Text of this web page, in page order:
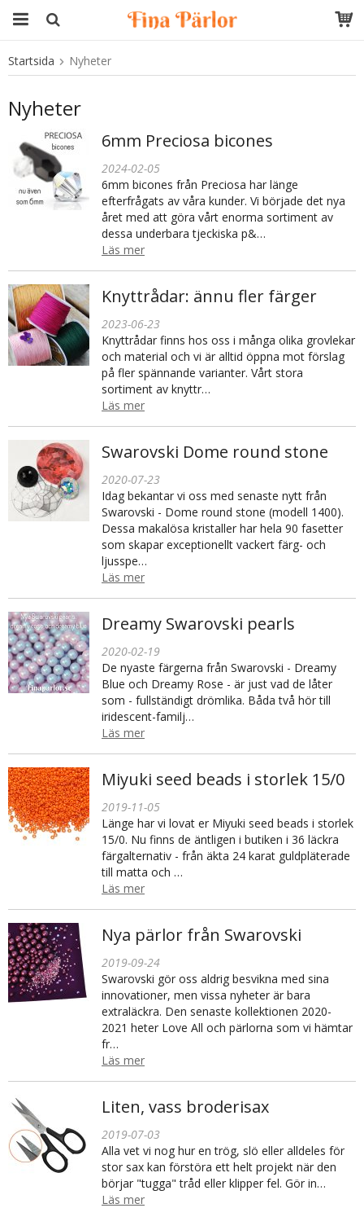
Produkten har blivit tillagd i varukorgen
Startsida Nyheter
Nyheter
6mm Preciosa bicones
2024-02-05
6mm bicones från Preciosa har länge
efterfrågats av våra kunder. Vi började det nya
året med att göra vårt enorma sortiment av
dessa underbara tjeckiska p&…
Läs mer
Knyttrådar: ännu fler färger
2023-06-23
Knyttrådar finns hos oss i många olika grovlekar
och material och vi är alltid öppna mot förslag
på fler spännande varianter. Vårt stora
sortiment av knyttr…
Läs mer
Swarovski Dome round stone
2020-07-23
Idag bekantar vi oss med senaste nytt från
Swarovski - Dome round stone (modell 1400).
Dessa makalösa kristaller har hela 90 fasetter
som skapar exceptionellt vackert färg- och
ljusspe…
Läs mer
Dreamy Swarovski pearls
2020-02-19
De nyaste färgerna från Swarovski - Dreamy
Blue och Dreamy Rose - är just vad de låter
som - fullständigt drömlika. Båda två hör till
iridescent-familj…
Läs mer
Miyuki seed beads i storlek 15/0
2019-11-05
Länge har vi lovat er Miyuki seed beads i storlek
15/0. Nu finns de äntligen i butiken i 36 läckra
färgalternativ - från äkta 24 karat guldpläterade
till matta och …
Läs mer
Nya pärlor från Swarovski
2019-09-24
Swarovski gör oss aldrig besvikna med sina
innovationer, men vissa nyheter är bara
extraläckra. Den senaste kollektionen 2020-
2021 heter Love All och pärlorna som vi hämtar
fr…
Läs mer
Liten, vass broderisax
2019-07-03
Alla vet vi nog hur en trög, slö eller alldeles för
stor sax kan förstöra ett helt projekt när den
börjar "tugga" tråd eller klipper fel. Gör in…
Läs mer